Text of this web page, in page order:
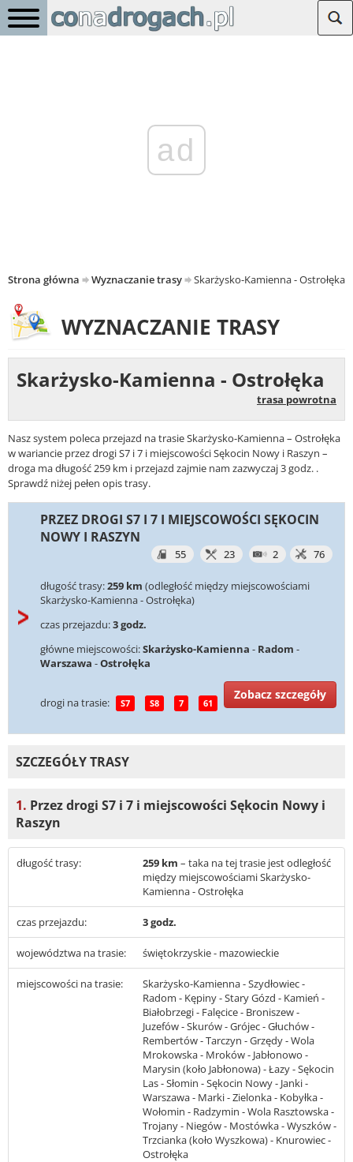
ad
Strona główna Wyznaczanie trasy Skarżysko-Kamienna - Ostrołęka
WYZNACZANIE TRASY
Skarżysko-Kamienna - Ostrołęka
trasa powrotna
Nasz system poleca przejazd na trasie Skarżysko-Kamienna – Ostrołęka
w wariancie przez drogi S7 i 7 i miejscowości Sękocin Nowy i Raszyn –
droga ma długość 259 km i przejazd zajmie nam zazwyczaj 3 godz. .
Sprawdź niżej pełen opis trasy.
PRZEZ DROGI S7 I 7 I MIEJSCOWOŚCI SĘKOCIN
NOWY I RASZYN
55 23 2 76
długość trasy:259 km (odległość między miejscowościami
Skarżysko-Kamienna - Ostrołęka)
czas przejazdu:3 godz.
główne miejscowości:Skarżysko-Kamienna - Radom -
Warszawa -Ostrołęka
drogi na trasie: S7 S8 7 61
Zobacz szczegóły
SZCZEGÓŁY TRASY
1. Przez drogi S7 i 7 i miejscowości Sękocin Nowy i
Raszyn
długość trasy: 259 km – taka na tej trasie jest odległość
między miejscowościami Skarżysko-
Kamienna - Ostrołęka
czas przejazdu: 3 godz.
województwa na trasie: świętokrzyskie - mazowieckie
miejscowości na trasie:
Skarżysko-Kamienna - Szydłowiec -
Radom - Kępiny - Stary Gózd - Kamień -
Białobrzegi - Falęcice - Broniszew -
Juzefów - Skurów - Grójec - Głuchów -
Rembertów - Tarczyn - Grzędy - Wola
Mrokowska - Mroków - Jabłonowo -
Marysin (koło Jabłonowa) - Łazy - Sękocin
Las - Słomin - Sękocin Nowy - Janki -
Warszawa - Marki - Zielonka - Kobyłka -
Wołomin - Radzymin - Wola Rasztowska -
Trojany - Niegów - Mostówka - Wyszków -
Trzcianka (koło Wyszkowa) - Knurowiec -
Ostrołęka